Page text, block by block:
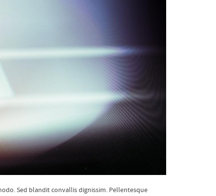
Sed blandit convallis dignissim. Pellentesque